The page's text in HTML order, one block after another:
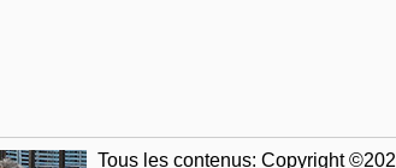
Tous les contenus: Copyright